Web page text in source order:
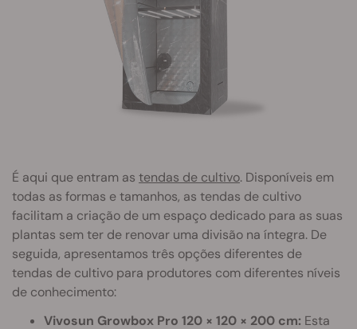
É aqui que entram as tendas de cultivo. Disponíveis em
todas as formas e tamanhos, as tendas de cultivo
facilitam a criação de um espaço dedicado para as suas
plantas sem ter de renovar uma divisão na íntegra. De
seguida, apresentamos três opções diferentes de
tendas de cultivo para produtores com diferentes níveis
de conhecimento:
Vivosun Growbox Pro 120 × 120 × 200 cm: Esta